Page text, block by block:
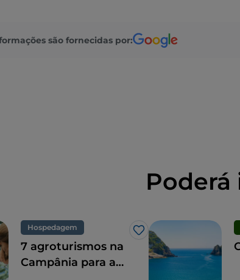
são fornecidas por:
Hospedagem
Gosto
7 agroturismos na
Campânia para a